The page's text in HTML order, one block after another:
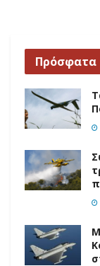
Πρόσφατα